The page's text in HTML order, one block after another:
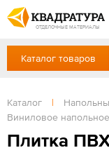
ОТДЕЛОЧНЫЕ МАТЕРИАЛЫ
Профи
Доставка и оплата
Готовые решения
Акции
Отзывы
+7 (3852) 55-58-
Сб, Вс — выходной
ЗАКАЗАТЬ ЗВОНОК
Вход / Регистрация
Каталог товаров
Каталог |
Виниловое
Плитка